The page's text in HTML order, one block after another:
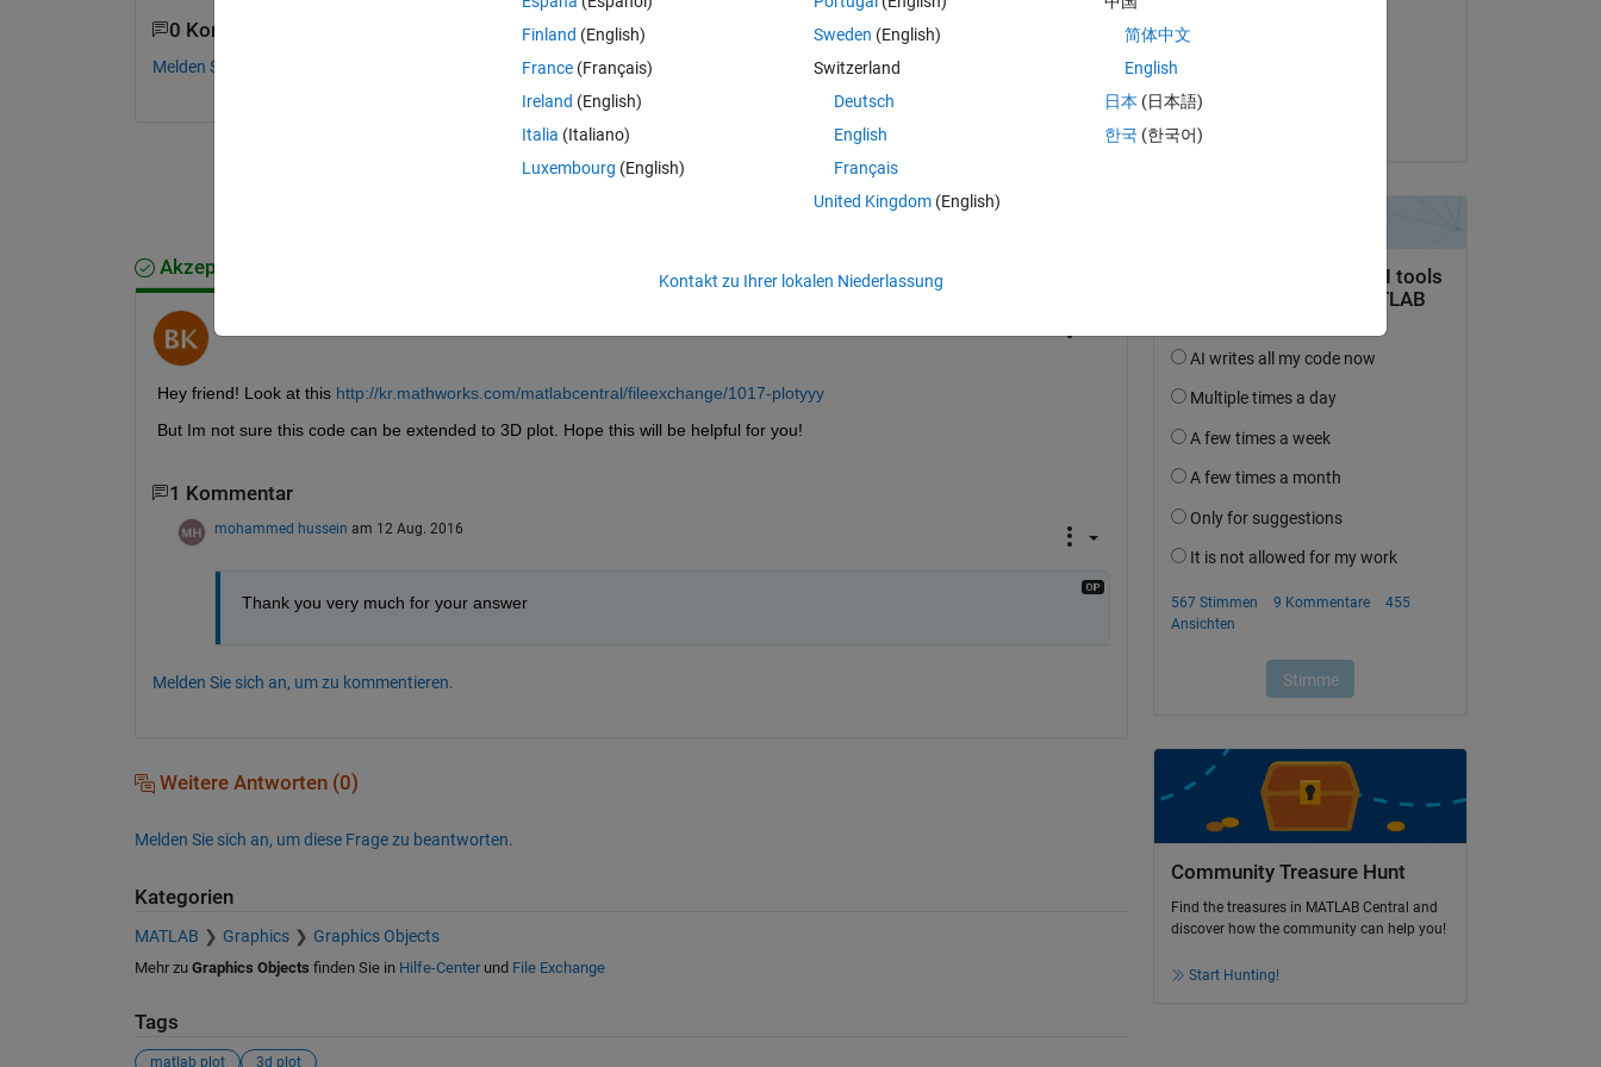
0 Kommentare
Melden Sie sich an, um zu kommentieren.
Melden Sie sich an, um diese Frage zu beantworten.
Weiterleiten Anmelden, um Aktivität zu verfolgen
Akzeptierte Antwort
Hey friend! Look at this http://kr.mathworks.com/matlabcentral/fileexchange/1017-plotyyy
But Im not sure this code can be extended to 3D plot. Hope this will be helpful for you!
1 Kommentar
mohammed hussein am 12 Aug. 2016
Thank you very much for your answer
Melden Sie sich an, um zu kommentieren.
Weitere Antworten (0)
Melden Sie sich an, um diese Frage zu beantworten.
Kategorien
MATLAB Graphics Graphics Objects
Mehr zu Graphics Objects finden Sie in Hilfe-Centerund File Exchange
Tags
matlab plot 3d plot
am 12 Aug. 2016
Akzeptiert:
Community Treasure Hunt
Find the treasures in MATLAB Central and
discover how the community can help you!
Start Hunting!
Finland (English)
France (Français)
Ireland (English)
Italia (Italiano)
Luxembourg (English)
Sweden (English)
Switzerland
Deutsch
English
Français
United Kingdom(English)
简体中文
English
日本 (日本語)
한국 (한국어)
Kontakt zu Ihrer lokalen Niederlassung